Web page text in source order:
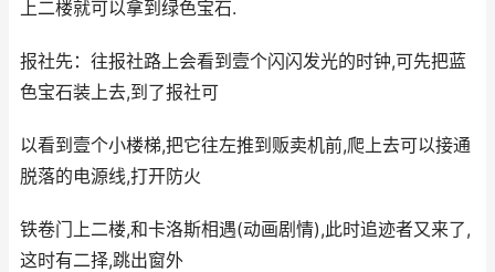
上二楼就可以拿到绿色宝石.
报社先：往报社路上会看到壹个闪闪发光的时钟,可先把蓝
色宝石装上去,到了报社可
以看到壹个小楼梯,把它往左推到贩卖机前,爬上去可以接通
脱落的电源线,打开防火
铁卷门上二楼,和卡洛斯相遇(动画剧情),此时追迹者又来了,
这时有二择,跳出窗外